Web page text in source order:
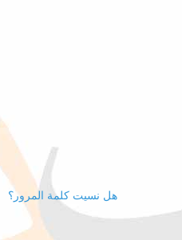
هل نسيت كلمة المرور؟